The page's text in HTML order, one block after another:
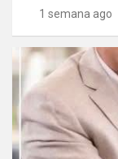
1 semana ago